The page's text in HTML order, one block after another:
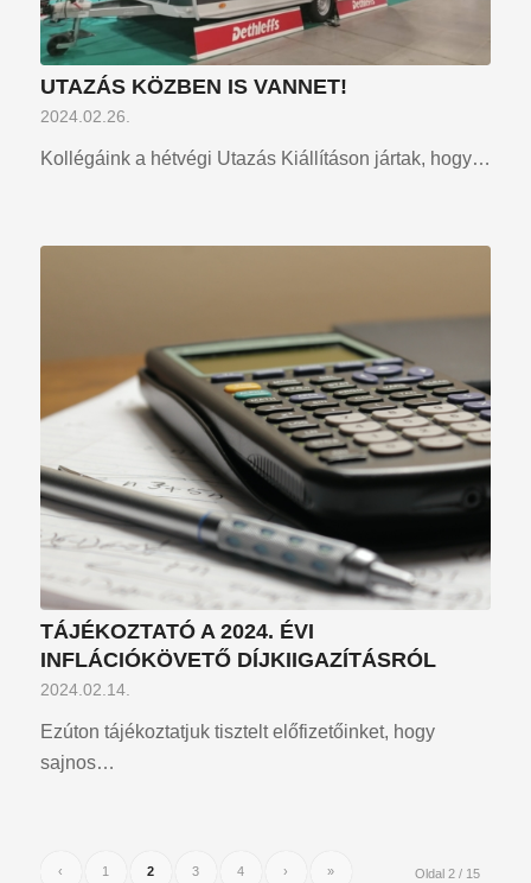
UTAZÁS KÖZBEN IS VANNET!
2024.02.26.
Kollégáink a hétvégi Utazás Kiállításon jártak, hogy…
TÁJÉKOZTATÓ A 2024. ÉVI
INFLÁCIÓKÖVETŐ DÍJKIIGAZÍTÁSRÓL
2024.02.14.
Ezúton tájékoztatjuk tisztelt előfizetőinket, hogy
sajnos…
Oldal 2 / 15
‹ 1 2 3 4 › »